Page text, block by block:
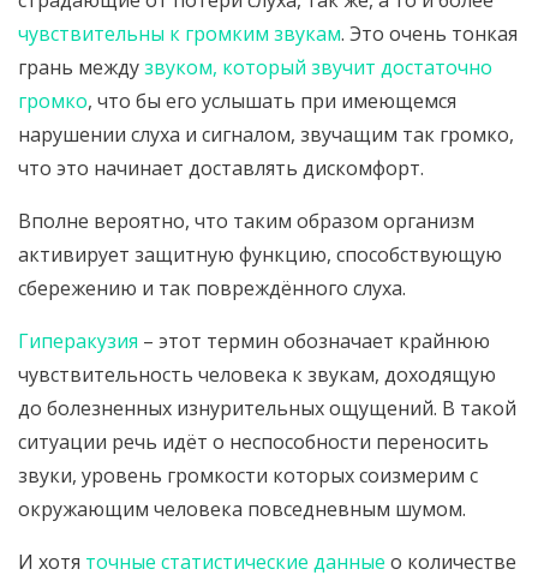
чувствительны к громким звукам. Это очень тонкая
грань междузвуком, который звучит достаточно
громко, что бы его услышать при имеющемся
нарушении слуха и сигналом, звучащим так громко,
что это начинает доставлять дискомфорт.
Вполне вероятно, что таким образом организм
активирует защитную функцию, способствующую
сбережению и так повреждённого слуха.
Гиперакузия – этот термин обозначает крайнюю
чувствительность человека к звукам, доходящую
до болезненных изнурительных ощущений. В такой
ситуации речь идёт о неспособности переносить
звуки, уровень громкости которых соизмерим с
окружающим человека повседневным шумом.
И хотя точные статистические данные о количестве